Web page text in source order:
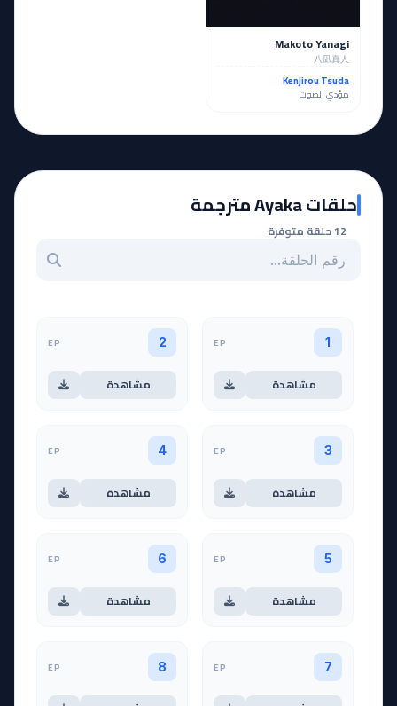
Makoto Yanagi
八凪真人
Kenjirou Tsuda
مؤدي الصوت
حلقات Ayaka مترجمة
12 حلقة متوفرة
بحث عن حلقة بالرقم
1
EP
مشاهدة
2
EP
مشاهدة
3
EP
مشاهدة
4
EP
مشاهدة
5
EP
مشاهدة
6
EP
مشاهدة
7
EP
8
EP